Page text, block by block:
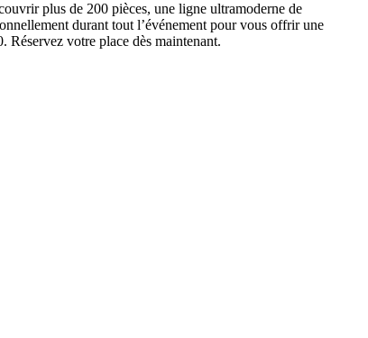
plus de 200 pièces, une ligne ultramoderne de
durant tout l’événement pour vous offrir une
Réservez votre place dès maintenant.